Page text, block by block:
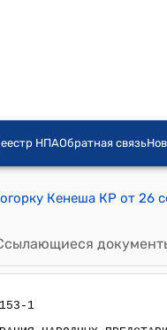
НПАОбратная связь